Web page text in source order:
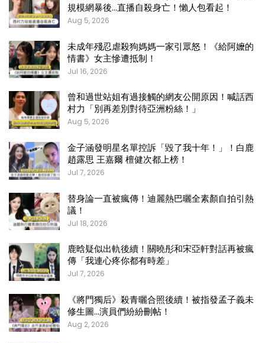
規模網暴後…直播自殺身亡！懶人包看起！
Aug 5, 2026
未成年殘忍虐殺狗媽媽一家引眾怒！《給阿嬤的
情書》女主慘遭抵制！
Jul 16, 2026
曾和過世站姐有過接觸的網友公開原因！喊話西
村力「別再差別對待亞洲粉絲！」
Aug 5, 2026
金子涵發明星名單控訴「毀了我十年！」！白鹿
趙露思 王嘉爾 檀健次都上榜！
Jul 7, 2026
替身論一直被瘋傳！迪麗熱巴曬全素顏自拍引熱
議！
Jul 18, 2026
鹿晗疑似出軌後續！關曉彤和宋亞軒對話再被瘋
傳「我連心疼你都有時差」
Jul 7, 2026
《將門獨后》殺青曬合照後續！被指發孟子義未
修生圖…演員們紛紛刪帖！
Aug 2, 2026